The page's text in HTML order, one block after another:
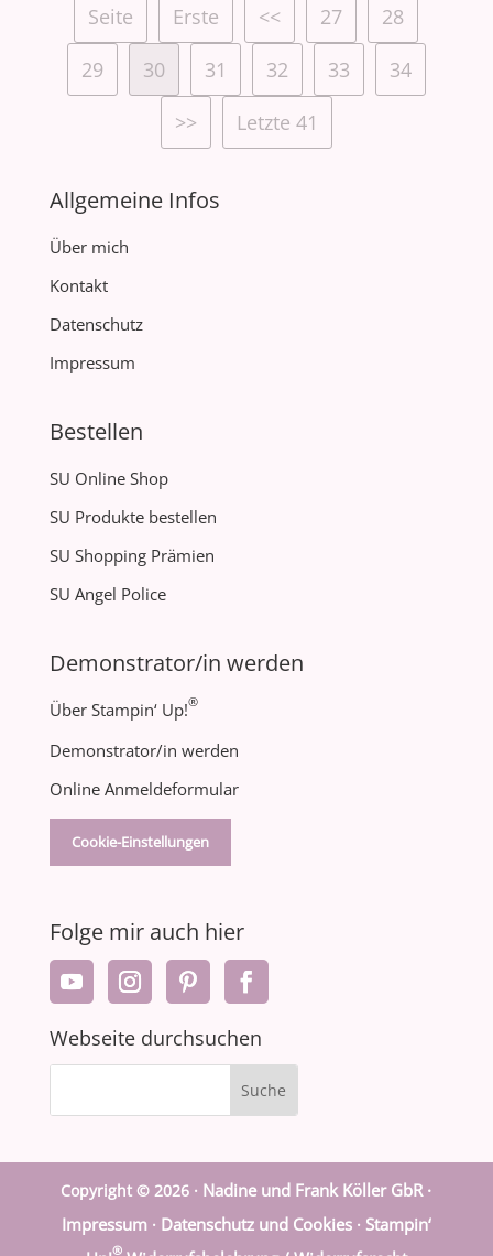
Seite Erste << 27
28
29
30 31 32 33
34
>>
Letzte 41
Allgemeine Infos
Über mich
Kontakt
Datenschutz
Impressum
Bestellen
SU Online Shop
SU Produkte bestellen
SU Shopping Prämien
SU Angel Police
Demonstrator/in werden
Über Stampin‘ Up!®
Demonstrator/in werden
Online Anmeldeformular
Cookie-Einstellungen
Folge mir auch hier
Webseite durchsuchen
Copyright © 2026 · Nadine und Frank Köller GbR ·
Impressum· Datenschutz und Cookies· Stampin‘
®